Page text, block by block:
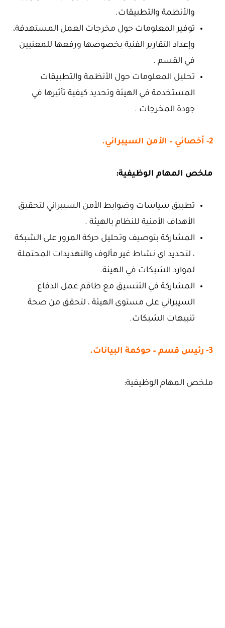
والأنظمة والتطبيقات.
توفير المعلومات حول مخرجات العمل المستهدفة،
وإعداد التقارير الفنية بخصوصها ورفعها للمعنيين
في القسم .
تحليل المعلومات حول الأنظمة والتطبيقات
المستخدمة في الهيئة وتحديد كيفية تأثيرها في
جودة المخرجات .
2- أخصائي – الأمن السيبراني.
ملخص المهام الوظيفية:
تطبيق سياسات وضوابط الأمن السيبراني لتحقيق
الأهداف الأمنية للنظام بالهيئة .
المشاركة بتوصيف وتحليل حركة المرور على الشبكة
، لتحديد اي نشاط غير مألوف والتهديدات المحتملة
لموارد الشبكات في الهيئة.
المشاركة في التنسيق مع طاقم عمل الدفاع
السيبراني على مستوى الهيئة ، لتحقق من صحة
تنبيهات الشبكات.
3- رئيس قسم – حوكمة البيانات.
ملخص المهام الوظيفية: